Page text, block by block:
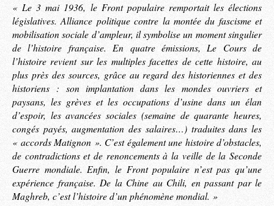
« Le 3 mai 1936, le Front populaire remportait les élections
législatives. Alliance politique contre la montée du fascisme et
mobilisation sociale d’ampleur, il symbolise un moment singulier
de l’histoire française. En quatre émissions, Le Cours de
l’histoire revient sur les multiples facettes de cette histoire, au
plus près des sources, grâce au regard des historiennes et des
historiens : son implantation dans les mondes ouvriers et
paysans, les grèves et les occupations d’usine dans un élan
d’espoir, les avancées sociales (semaine de quarante heures,
congés payés, augmentation des salaires…) traduites dans les
« accords Matignon ». C’est également une histoire d’obstacles,
de contradictions et de renoncements à la veille de la Seconde
Guerre mondiale. Enfin, le Front populaire n’est pas qu’une
expérience française. De la Chine au Chili, en passant par le
Maghreb, c’est l’histoire d’un phénomène mondial. »